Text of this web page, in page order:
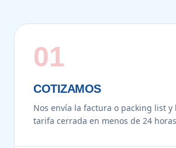
01
COTIZAMOS
Nos envía la factura o packing list y
tarifa cerrada en menos de 24